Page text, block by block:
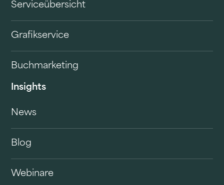
Serviceübersicht
Grafikservice
Buchmarketing
Insights
News
Blog
Webinare